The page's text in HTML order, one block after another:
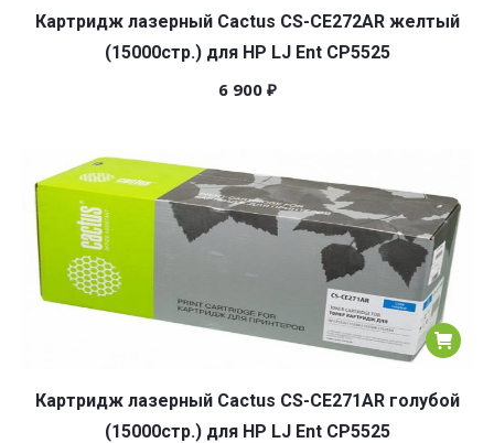
Картридж лазерный Cactus CS-CE272AR желтый
(15000стр.) для HP LJ Ent CP5525
6 900 ₽
Картридж лазерный Cactus CS-CE271AR голубой
(15000стр.) для HP LJ Ent CP5525